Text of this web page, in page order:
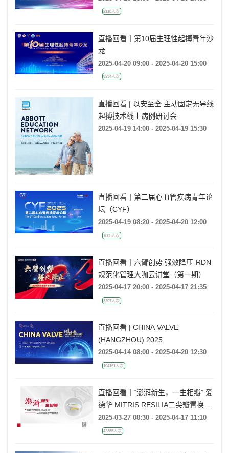
2110人次
直播回看丨第10届生理性起搏青年沙
龙
2025-04-20 09:00 - 2025-04-20 15:00
3934人次
直播回看 | 以安至全 主动固定无导线
起搏技术线上病例研讨会
2025-04-19 14:00 - 2025-04-19 15:30
直播回看丨第二届心血管疾病青年论
坛（CYF）
2025-04-19 08:20 - 2025-04-20 12:00
7805人次
直播回看丨六臂创势 强效降压-RDN
规范化管理大咖云讲堂（第一期）
2025-04-17 20:00 - 2025-04-17 21:35
3207人次
直播回看 | CHINA VALVE
(HANGZHOU) 2025
2025-04-14 08:00 - 2025-04-20 12:30
104161人次
直播回看丨“澎湃新生，一生相瓣” 爱
德华 MITRIS RESILIA二尖瓣置换手
术直播月
2025-03-27 08:30 - 2025-04-17 11:10
42355人次